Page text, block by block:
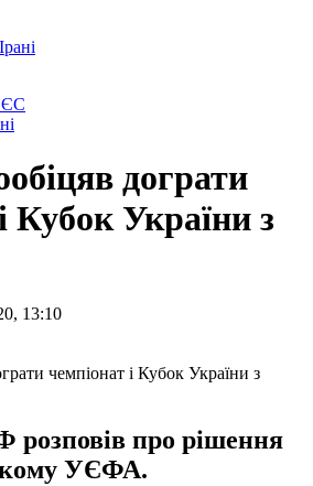
ЄС
дограти
Кубок України з
13:10
розповів про рішення
УЄФА.